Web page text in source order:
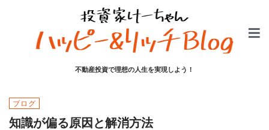
不動産投資で理想の人生を実現しよう！
ブログ
知識が偏る原因と解消方法